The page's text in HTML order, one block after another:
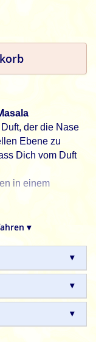
der die Nase
Ebene zu
Dich vom Duft
in einem
sind
oder
eine Premium
▾